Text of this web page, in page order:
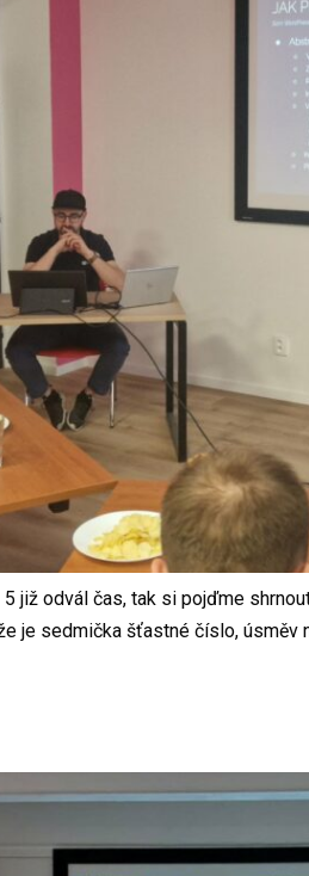
odvál čas, tak si pojďme
je sedmička šťastné číslo,